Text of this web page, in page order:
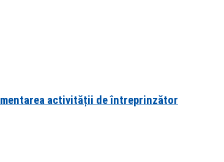
activității de întreprinzător